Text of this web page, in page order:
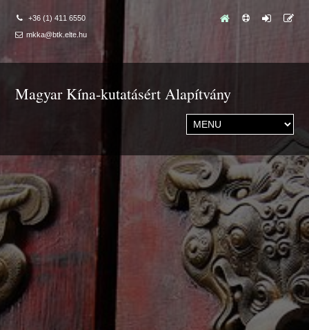
+36 (1) 411 6550
mkka@btk.elte.hu
Magyar Kína-kutatásért Alapítvány